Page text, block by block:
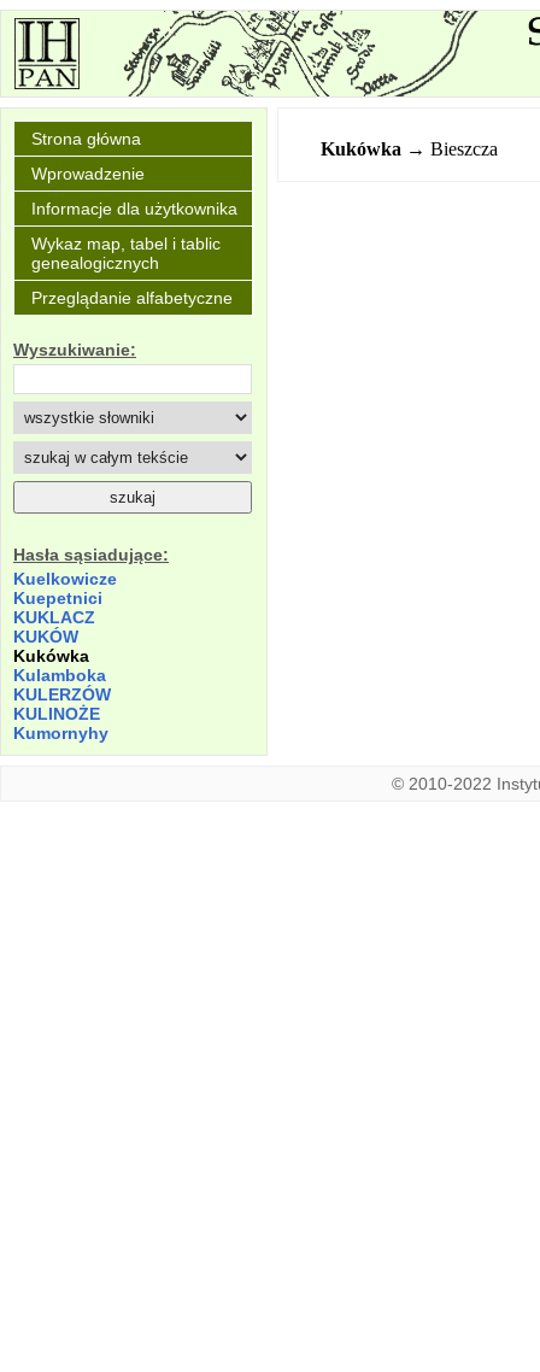
Strona główna
Wprowadzenie
Informacje dla użytkownika
Wykaz map, tabel i tablic
genealogicznych
Przeglądanie alfabetyczne
Wyszukiwanie:
Hasła sąsiadujące:
Kuelkowicze
Kuepetnici
KUKLACZ
KUKÓW
Kukówka
Kulamboka
KULERZÓW
KULINOŻE
Kumornyhy
Kukówka → Bieszcza
© 2010-2022